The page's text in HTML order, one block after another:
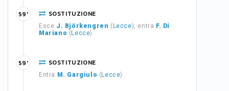
SOSTITUZIONE
Esce J. Björkengren ( Lecce), entra F. Di
Mariano ( Lecce)
59'
SOSTITUZIONE
Entra M. Gargiulo ( Lecce)
59'